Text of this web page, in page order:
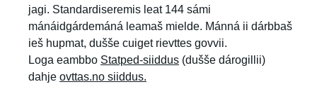
jagi. Standardiseremis leat 144 sámi
mánáidgárdemáná leamaš mielde. Mánná ii dárbbaš
ieš hupmat, dušše cuiget rievttes govvii.
Loga eambbo Statped-siiddus (dušše dárogillii)
dahje ovttas.no siiddus.